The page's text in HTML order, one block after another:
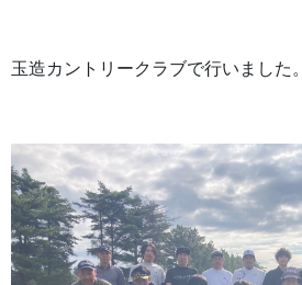
玉造カントリークラブで行いました。